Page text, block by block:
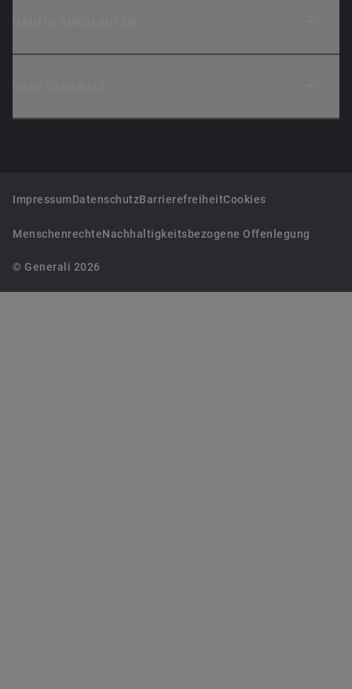
ImpressumDatenschutzBarrierefreiheitCookies
MenschenrechteNachhaltigkeitsbezogene Offenlegung
© Generali 2026